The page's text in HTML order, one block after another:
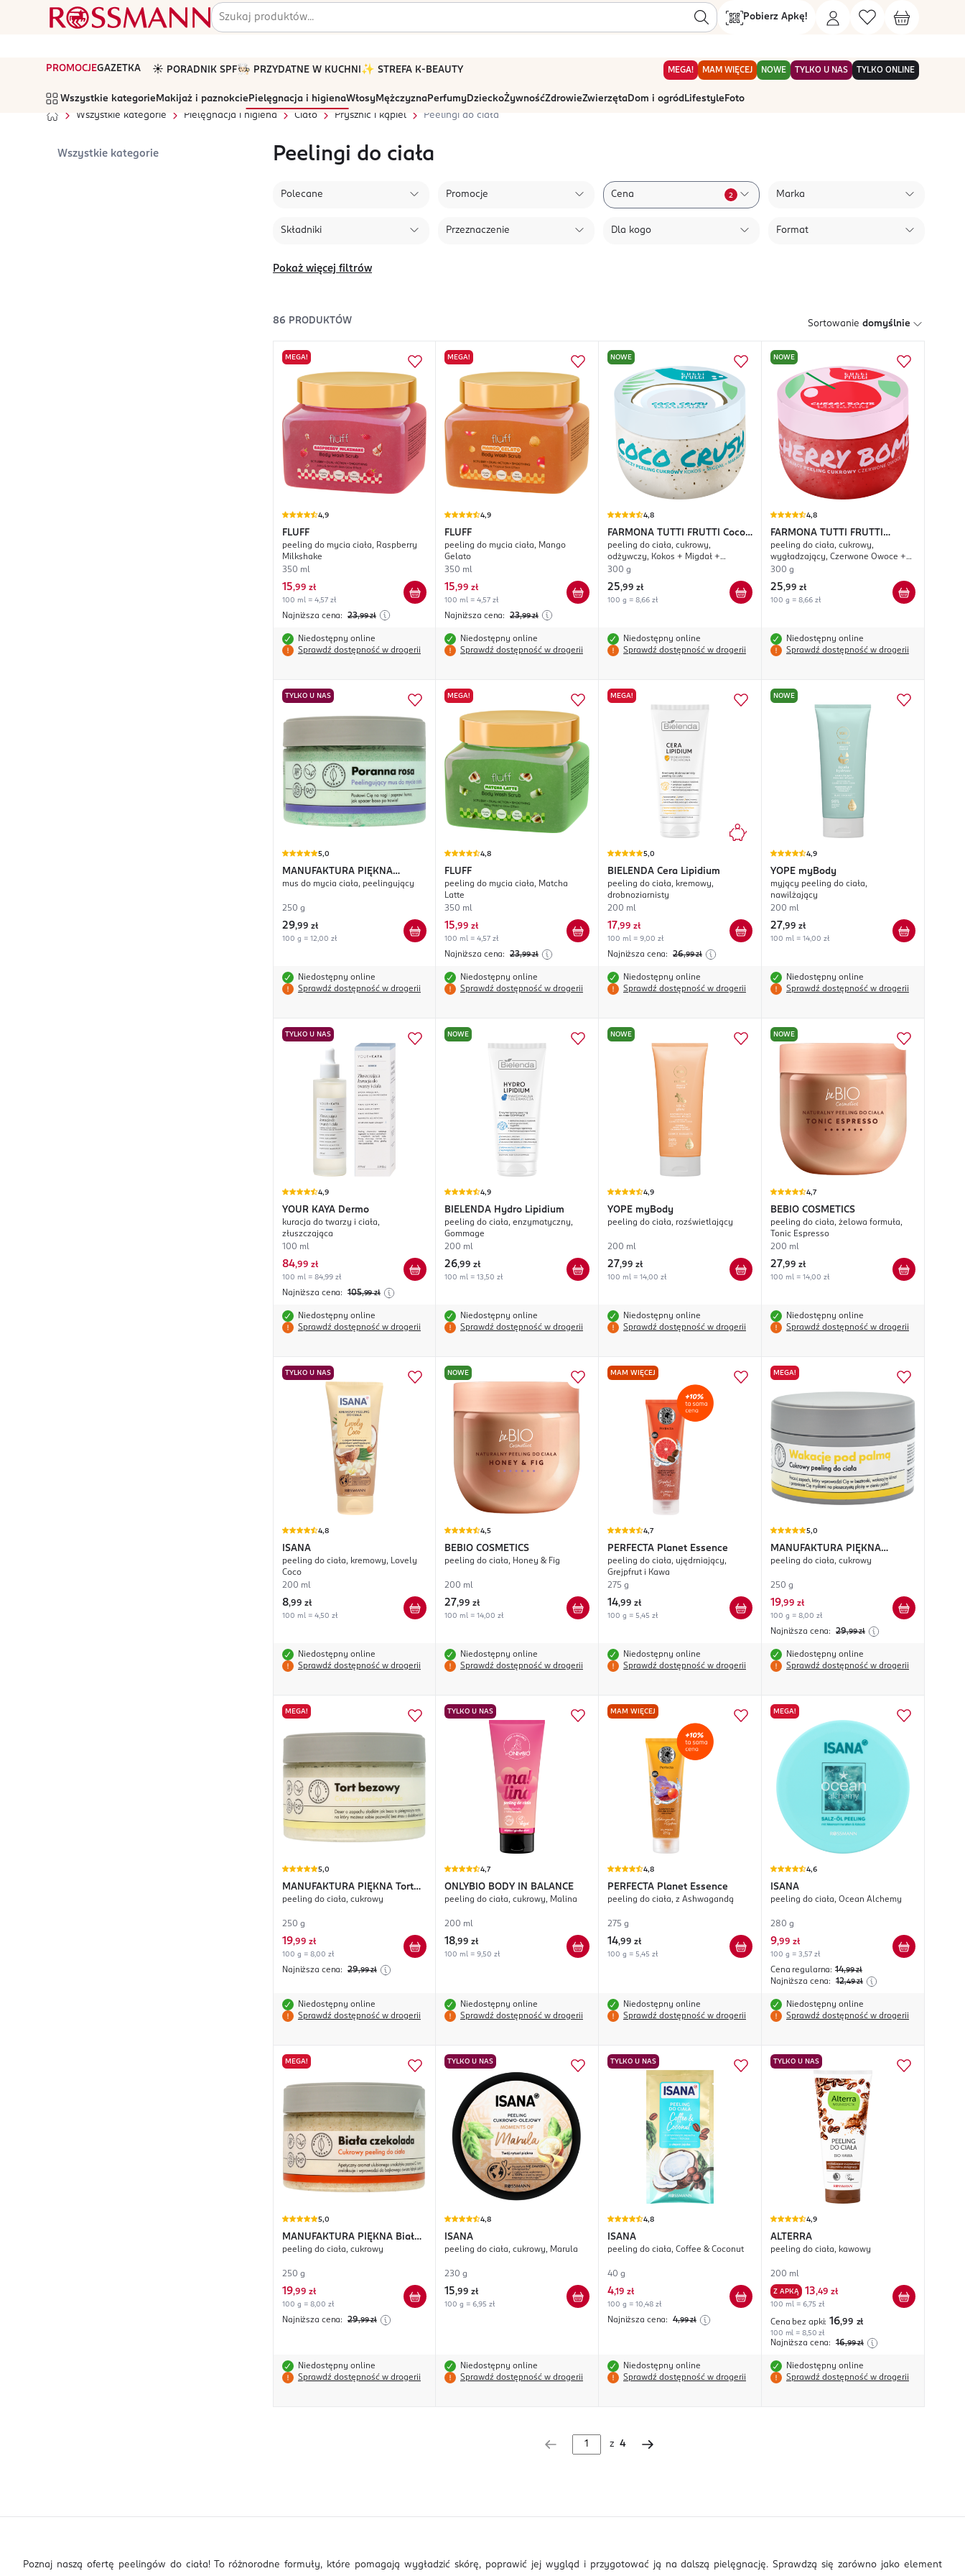
Pobierz Apkę!
PROMOCJEGAZETKA ☀️ PORADNIK SPF🧑🏻‍🍳 PRZYDATNE W KUCHNI ✨ STREFA K-BEAUTY MEGA! MAM WIĘCEJ NOWE TYLKO U NAS TYLKO ONLINE
Wszystkie kategorie Makijaż i paznokcie Pielęgnacja i higienaWłosyMężczyznaPerfumyDzieckoŻywnośćZdrowieZwierzętaDom i ogród Lifestyle Foto
Wszystkie kategorie
Pielęgnacja i higiena Ciało Prysznic i kąpiel Peelingi do ciała
Wszystkie kategorie Peelingi do ciała
Polecane Promocje Cena 2 Marka
Składniki Przeznaczenie Dla kogo Format
Pokaż więcej filtrów
86 PRODUKTÓW Sortowanie domyślnie
MEGA!
4,9
FLUFF
peeling do mycia ciała, Raspberry
Milkshake
350 ml
15,99 zł
100 ml = 4,57 zł
Najniższa cena: 23,99 zł
Niedostępny online
Sprawdź dostępność w drogerii
MEGA!
4,9
FLUFF
peeling do mycia ciała, Mango
Gelato
350 ml
15,99 zł
100 ml = 4,57 zł
Najniższa cena: 23,99 zł
Niedostępny online
Sprawdź dostępność w drogerii
NOWE
4,8
FARMONA TUTTI FRUTTI
Coco
Crush
peeling do ciała, cukrowy,
odżywczy, Kokos + Migdał +
Makadamia
300 g
25,99 zł
100 g = 8,66 zł
Niedostępny online
Sprawdź dostępność w drogerii
NOWE
4,8
FARMONA TUTTI FRUTTI
Cherry Bomb
peeling do ciała, cukrowy,
wygładzający, Czerwone Owoce +
Wiśnia
300 g
25,99 zł
100 g = 8,66 zł
Niedostępny online
Sprawdź dostępność w drogerii
TYLKO U NAS
5,0
MANUFAKTURA PIĘKNA
Poranna Rosa
mus do mycia ciała, peelingujący
250 g
29,99 zł
100 g = 12,00 zł
Niedostępny online
Sprawdź dostępność w drogerii
MEGA!
4,8
FLUFF
peeling do mycia ciała, Matcha
Latte
350 ml
15,99 zł
100 ml = 4,57 zł
Najniższa cena: 23,99 zł
Niedostępny online
Sprawdź dostępność w drogerii
MEGA!
5,0
BIELENDA Cera Lipidium
peeling do ciała, kremowy,
drobnoziarnisty
200 ml
17,99 zł
100 ml = 9,00 zł
Najniższa cena: 26,99 zł
Niedostępny online
Sprawdź dostępność w drogerii
NOWE
4,9
YOPE myBody
myjący peeling do ciała,
nawilżający
200 ml
27,99 zł
100 ml = 14,00 zł
Niedostępny online
Sprawdź dostępność w drogerii
TYLKO U NAS
4,9
YOUR KAYA Dermo
kuracja do twarzy i ciała,
złuszczająca
100 ml
84,99 zł
100 ml = 84,99 zł
Najniższa cena: 105,99 zł
Niedostępny online
Sprawdź dostępność w drogerii
NOWE
4,9
BIELENDA Hydro Lipidium
peeling do ciała, enzymatyczny,
Gommage
200 ml
26,99 zł
100 ml = 13,50 zł
Niedostępny online
Sprawdź dostępność w drogerii
NOWE
4,9
YOPE myBody
peeling do ciała, rozświetlający
200 ml
27,99 zł
100 ml = 14,00 zł
Niedostępny online
Sprawdź dostępność w drogerii
NOWE
4,7
BEBIO COSMETICS
peeling do ciała, żelowa formuła,
Tonic Espresso
200 ml
27,99 zł
100 ml = 14,00 zł
Niedostępny online
Sprawdź dostępność w drogerii
TYLKO U NAS
4,8
ISANA
peeling do ciała, kremowy, Lovely
Coco
200 ml
8,99 zł
100 ml = 4,50 zł
Niedostępny online
Sprawdź dostępność w drogerii
NOWE
4,5
BEBIO COSMETICS
peeling do ciała, Honey & Fig
200 ml
27,99 zł
100 ml = 14,00 zł
Niedostępny online
Sprawdź dostępność w drogerii
MAM WIĘCEJ
4,7
PERFECTA Planet Essence
peeling do ciała, ujędrniający,
Grejpfrut i Kawa
275 g
14,99 zł
100 g = 5,45 zł
Niedostępny online
Sprawdź dostępność w drogerii
MEGA!
5,0
MANUFAKTURA PIĘKNA
Wakacje pod Palmą
peeling do ciała, cukrowy
250 g
19,99 zł
100 g = 8,00 zł
Najniższa cena: 29,99 zł
Niedostępny online
Sprawdź dostępność w drogerii
MEGA!
5,0
MANUFAKTURA PIĘKNA
Tort
bezowy
peeling do ciała, cukrowy
250 g
19,99 zł
100 g = 8,00 zł
Najniższa cena: 29,99 zł
Niedostępny online
Sprawdź dostępność w drogerii
TYLKO U NAS
4,7
ONLYBIO BODY IN BALANCE
peeling do ciała, cukrowy, Malina
200 ml
18,99 zł
100 ml = 9,50 zł
Niedostępny online
Sprawdź dostępność w drogerii
MAM WIĘCEJ
4,8
PERFECTA Planet Essence
peeling do ciała, z Ashwagandą
275 g
14,99 zł
100 g = 5,45 zł
Niedostępny online
Sprawdź dostępność w drogerii
MEGA!
4,6
ISANA
peeling do ciała, Ocean Alchemy
280 g
9,99 zł
100 g = 3,57 zł
Cena regularna: 14,99 zł
Najniższa cena: 12,49 zł
Niedostępny online
Sprawdź dostępność w drogerii
MEGA!
5,0
MANUFAKTURA PIĘKNA Biała
Czekolada
peeling do ciała, cukrowy
250 g
19,99 zł
100 g = 8,00 zł
Najniższa cena: 29,99 zł
Niedostępny online
Sprawdź dostępność w drogerii
TYLKO U NAS
4,8
ISANA
peeling do ciała, cukrowy, Marula
230 g
15,99 zł
100 g = 6,95 zł
Niedostępny online
Sprawdź dostępność w drogerii
TYLKO U NAS
4,8
ISANA
peeling do ciała, Coffee & Coconut
40 g
4,19 zł
100 g = 10,48 zł
Najniższa cena: 4,99 zł
Niedostępny online
Sprawdź dostępność w drogerii
TYLKO U NAS
4,9
ALTERRA
peeling do ciała, kawowy
200 ml
Z APKĄ 13,49 zł
100 ml = 6,75 zł
Cena bez apki: 16,99 zł
100 ml = 8,50 zł
Najniższa cena: 16,99 zł
Niedostępny online
Sprawdź dostępność w drogerii
z 4
Poznaj naszą ofertę peelingów do ciała! To różnorodne formuły, które pomagają wygładzić skórę, poprawić jej wygląd i przygotować ją na dalszą pielęgnację. Sprawdzą się zarówno jako element